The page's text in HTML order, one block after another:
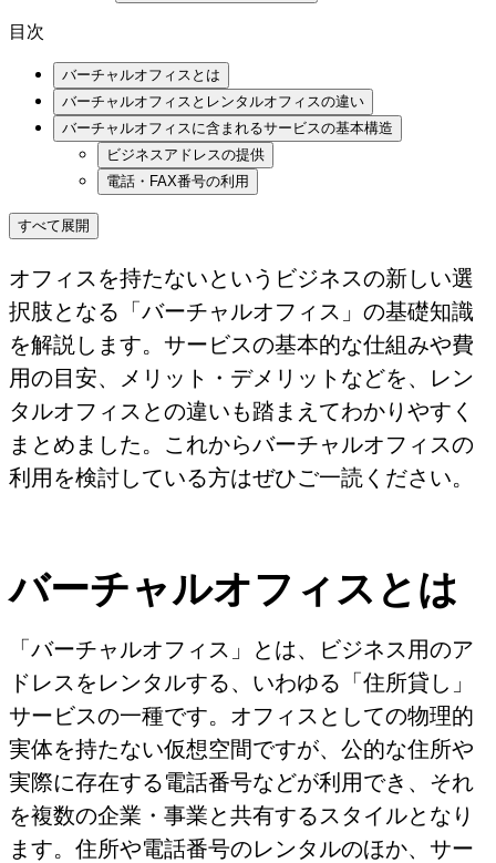
目次
バーチャルオフィスとは
バーチャルオフィスとレンタルオフィスの違い
バーチャルオフィスに含まれるサービスの基本構造
ビジネスアドレスの提供
電話・FAX番号の利用
すべて展開
オフィスを持たないというビジネスの新しい選
択肢となる「バーチャルオフィス」の基礎知識
を解説します。サービスの基本的な仕組みや費
用の目安、メリット・デメリットなどを、レン
タルオフィスとの違いも踏まえてわかりやすく
まとめました。これからバーチャルオフィスの
利用を検討している方はぜひご一読ください。
バーチャルオフィスとは
「バーチャルオフィス」とは、ビジネス用のア
ドレスをレンタルする、いわゆる「住所貸し」
サービスの一種です。オフィスとしての物理的
実体を持たない仮想空間ですが、公的な住所や
実際に存在する電話番号などが利用でき、それ
を複数の企業・事業と共有するスタイルとなり
ます。住所や電話番号のレンタルのほか、サー